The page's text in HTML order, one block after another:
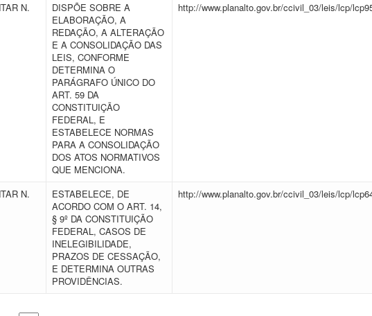
N.
DISPÕE SOBRE A
ELABORAÇÃO, A
REDAÇÃO, A ALTERAÇÃO
E A CONSOLIDAÇÃO DAS
LEIS, CONFORME
DETERMINA O
PARÁGRAFO ÚNICO DO
ART. 59 DA
CONSTITUIÇÃO
FEDERAL, E
ESTABELECE NORMAS
PARA A CONSOLIDAÇÃO
DOS ATOS NORMATIVOS
QUE MENCIONA.
http://www.planalto.gov.br/ccivil_03/leis/lcp/
N.
ESTABELECE, DE
ACORDO COM O ART. 14,
§ 9º DA CONSTITUIÇÃO
FEDERAL, CASOS DE
INELEGIBILIDADE,
PRAZOS DE CESSAÇÃO,
E DETERMINA OUTRAS
PROVIDÊNCIAS.
http://www.planalto.gov.br/ccivil_03/leis/lcp/